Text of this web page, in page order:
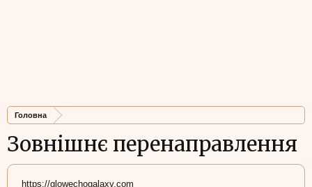
Головна
Зовнішнє перенаправлення
https://glowechogalaxy.com